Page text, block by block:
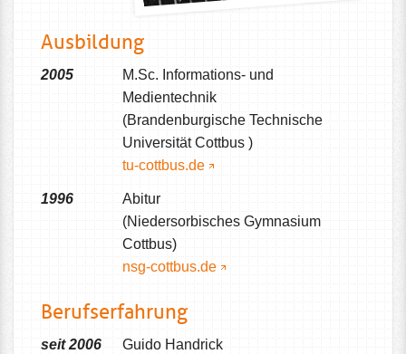
Ausbildung
2005
M.Sc. Informations- und
Medientechnik
(Brandenburgische Technische
Universität Cottbus )
tu-cottbus.de
1996
Abitur
(Niedersorbisches Gymnasium
Cottbus)
nsg-cottbus.de
Berufserfahrung
seit 2006
Guido Handrick